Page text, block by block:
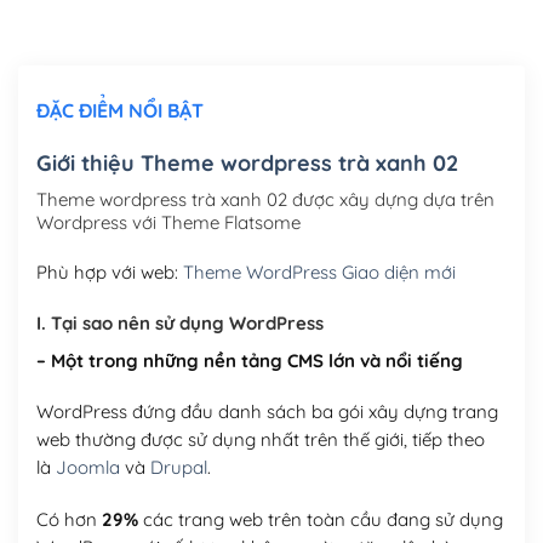
Mua thêm Host + Tên miền
Tên miền Việt Nam .vn (1 năm)(+550,000₫)
Hosting 5GB SSD (1 năm)
ĐẶC ĐIỂM NỔI BẬT
Giới thiệu Theme wordpress trà xanh 02
Theme wordpress trà xanh 02 được xây dựng dựa trên
Wordpress với Theme Flatsome
Phù hợp với web: Theme WordPress Giao diện mới
I. Tại sao nên sử dụng WordPress
– Một trong những nền tảng CMS lớn và nổi tiếng
WordPress đứng đầu danh sách ba gói xây dựng trang
web thường được sử dụng nhất trên thế giới, tiếp theo
là Joomla và Drupal.
Có hơn 29%các trang web trên toàn cầu đang sử dụng